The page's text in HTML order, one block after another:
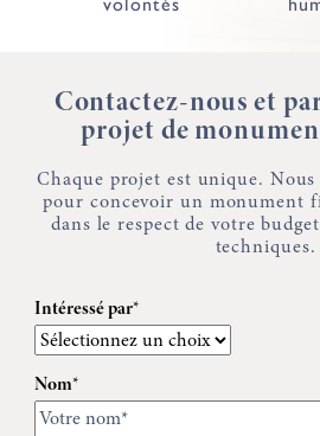
Contactez-nous et
projet de
Chaque projet est unique. Nous
pour concevoir un monument
dans le respect de votre
techniques.
Intéressé par*
Nom*